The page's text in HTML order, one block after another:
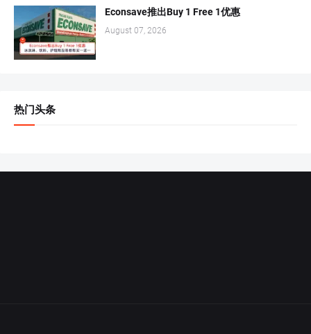
Econsave推出Buy 1 Free 1优惠
August 07, 2026
热门头条